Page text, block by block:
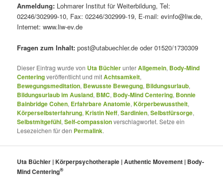
Anmeldung: Lohmarer Institut für Weiterbildung, Tel:
02246/302999-10, Fax: 02246/302999-19, E-mail: evinfo@liw.de,
Internet: www.liw-ev.de
Fragen zum Inhalt: post@utabuechler.de oder 01520/1730309
Dieser Eintrag wurde von Uta BüchlerunterAllgemein, Body-Mind
Centeringveröffentlicht und mitAchtsamkeit,
Bewegungsmeditation, Bewusste Bewegung, Bildungsurlaub,
Bildungsurlaub im Ausland, BMC, Body-Mind Centering, Bonnie
Bainbridge Cohen, Erfahrbare Anatomie,Körperbewusstheit,
Körperselbsterfahrung,Kristin Neff,Sardinien,Selbstfürsorge,
Selbstmitgefühl,Self-compassionverschlagwortet. Setze ein
Lesezeichen für den Permalink.
Uta Büchler | Körperpsychotherapie | Authentic Movement | Body-
Mind Centering®